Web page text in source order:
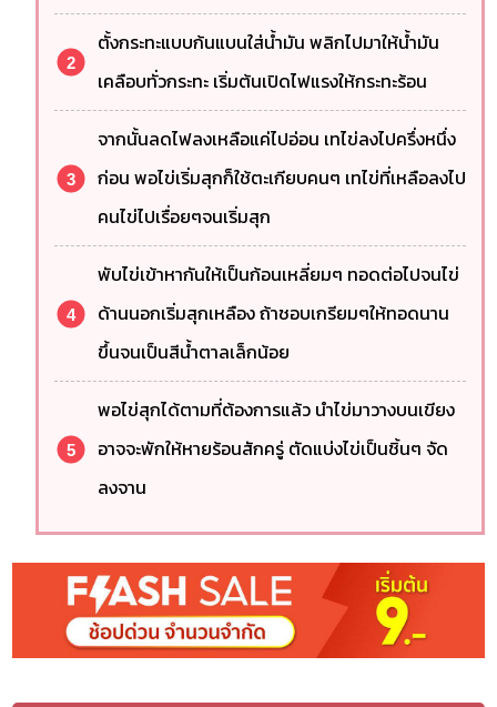
ตั้งกระทะแบบก้นแบนใส่น้ำมัน พลิกไปมาให้น้ำมัน
เคลือบทั่วกระทะ เริ่มต้นเปิดไฟแรงให้กระทะร้อน
จากนั้นลดไฟลงเหลือแค่ไปอ่อน เทไข่ลงไปครึ่งหนึ่ง
ก่อน พอไข่เริ่มสุกก็ใช้ตะเกียบคนๆ เทไข่ที่เหลือลงไป
คนไข่ไปเรื่อยๆจนเริ่มสุก
พับไข่เข้าหากันให้เป็นก้อนเหลี่ยมๆ ทอดต่อไปจนไข่
ด้านนอกเริ่มสุกเหลือง ถ้าชอบเกรียมๆให้ทอดนาน
ขึ้นจนเป็นสีน้ำตาลเล็กน้อย
พอไข่สุกได้ตามที่ต้องการแล้ว นำไข่มาวางบนเขียง
อาจจะพักให้หายร้อนสักครู่ ตัดแบ่งไข่เป็นชิ้นๆ จัด
ลงจาน